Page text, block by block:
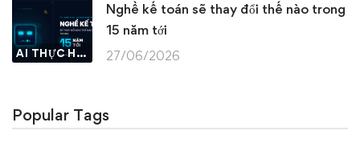
AI THỰC HÀNH
Nghề kế toán sẽ thay đổi thế nào trong
15 năm tới
27/06/2026
Popular Tags